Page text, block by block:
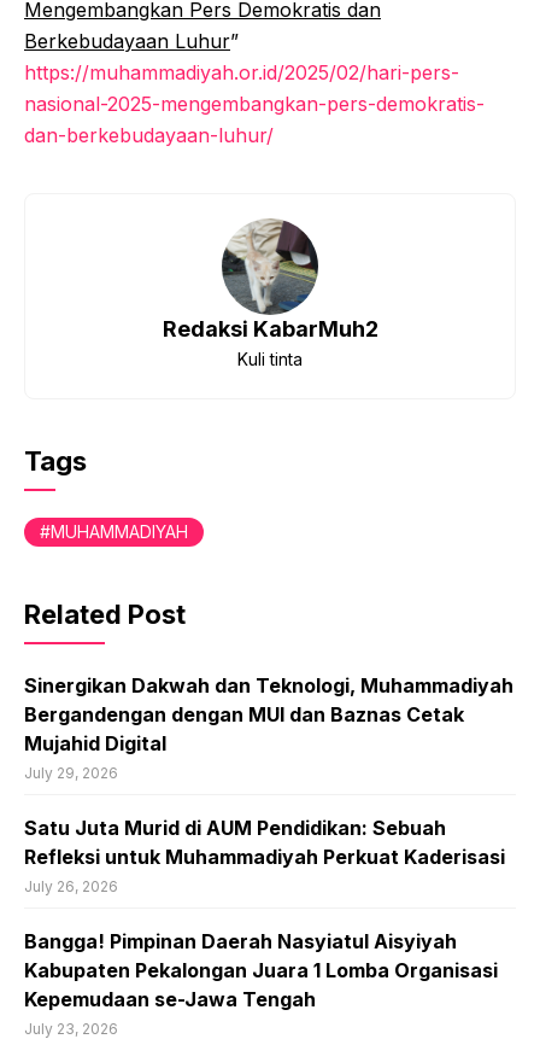
Mengembangkan Pers Demokratis dan
Berkebudayaan Luhur”
https://muhammadiyah.or.id/2025/02/hari-pers-
nasional-2025-mengembangkan-pers-demokratis-
dan-berkebudayaan-luhur/
Redaksi KabarMuh2
Kuli tinta
Tags
MUHAMMADIYAH
Related Post
Sinergikan Dakwah dan Teknologi, Muhammadiyah
Bergandengan dengan MUI dan Baznas Cetak
Mujahid Digital
July 29, 2026
Satu Juta Murid di AUM Pendidikan: Sebuah
Refleksi untuk Muhammadiyah Perkuat Kaderisasi
July 26, 2026
Bangga! Pimpinan Daerah Nasyiatul Aisyiyah
Kabupaten Pekalongan Juara 1 Lomba Organisasi
Kepemudaan se-Jawa Tengah
July 23, 2026